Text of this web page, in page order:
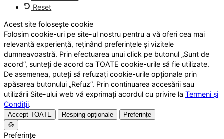
Reset
Acest site folosește cookie
Folosim cookie-uri pe site-ul nostru pentru a vă oferi cea mai
relevantă experiență, reținând preferințele și vizitele
dumneavoastră. Prin efectuarea unui click pe butonul „Sunt de
acord”, sunteți de acord ca TOATE cookie-urile să fie utilizate.
De asemenea, puteți să refuzați cookie-urile opționale prin
apăsarea butonului „Refuz”. Prin continuarea accesării sau
utilizării Site-ului web vă exprimați acordul cu privire la Termeni și
Condiții.
Accept TOATE Resping opționale
Preferințe
🍪
Preferințe